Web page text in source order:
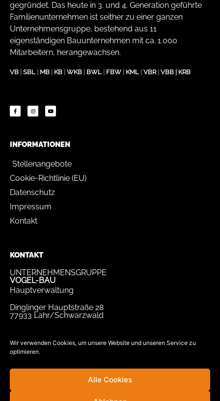
Wir verwenden Cookies, um unsere Website und unseren Service zu
optimieren.
Alle Cookies
gegründet. Das heute in 3. und 4. Generation geführte
Familienunternehmen ist seither zu einer ganzen
Unternehmensgruppe, bestehend aus 11
eigenständigen Bauunternehmen mit ca. 1.000
Mitarbeitern, herangewachsen.
VB SBL MB KB WKB BWL FBW KML VBR| VBB KRB
INFORMATIONEN
Stellenangebote
Cookie-Richtlinie (EU)
Datenschutz
Impressum
Kontakt
KONTAKT
UNTERNEHMENSGRUPPE
VOGEL-BAU
Hauptverwaltung
Dinglinger Hauptstraße 28
77933 Lahr/Schwarzwald
bewerbung@vogel-bau.de
info@vogel-bau.de